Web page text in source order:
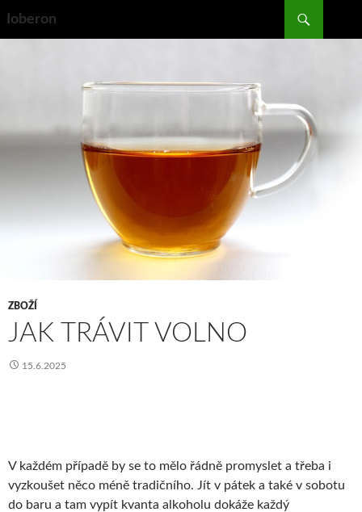
Ioberon
ZBOŽÍ
JAK TRÁVIT VOLNO
15.6.2025
V každém případě by se to mělo řádně promyslet a třeba i
vyzkoušet něco méně tradičního. Jít v pátek a také v sobotu
do baru a tam vypít kvanta alkoholu dokáže každý